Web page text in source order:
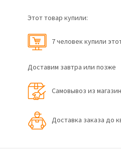
Этот товар купили:
7 человек купили
Доставим завтра или позже
Самовывоз из
Доставка заказа до